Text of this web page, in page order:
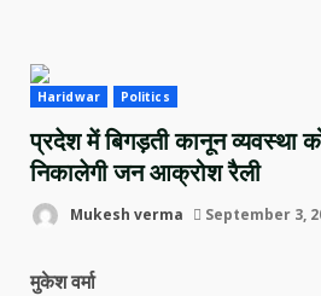
Haridwar Politics
प्रदेश में बिगड़ती कानून व्यवस्था
निकालेगी जन आक्रोश रैली
Mukesh verma September 3,
मुकेश वर्मा